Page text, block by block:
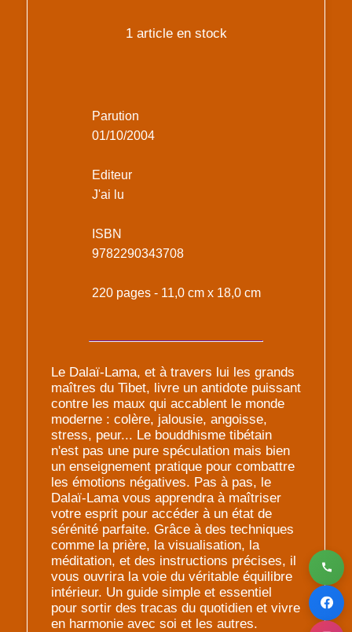
1 article en stock
Parution
01/10/2004
Editeur
J'ai lu
ISBN
9782290343708
220 pages - 11,0 cm x 18,0 cm
Le Dalaï-Lama, et à travers lui les grands
maîtres du Tibet, livre un antidote puissant
contre les maux qui accablent le monde
moderne : colère, jalousie, angoisse,
stress, peur... Le bouddhisme tibétain
n'est pas une pure spéculation mais bien
un enseignement pratique pour combattre
les émotions négatives. Pas à pas, le
Dalaï-Lama vous apprendra à maîtriser
votre esprit pour accéder à un état de
sérénité parfaite. Grâce à des techniques
comme la prière, la visualisation, la
méditation, et des instructions précises, il
vous ouvrira la voie du véritable équilibre
intérieur. Un guide simple et essentiel
pour sortir des tracas du quotidien et vivre
en harmonie avec soi et les autres.